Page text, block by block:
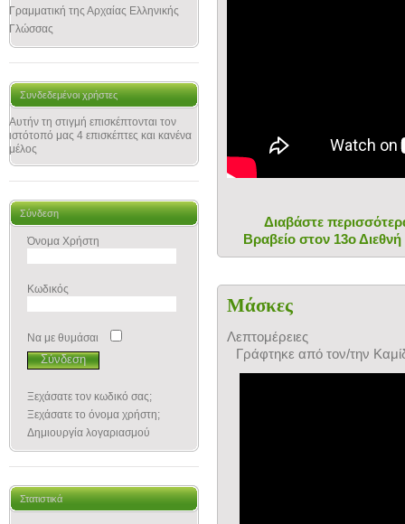
Γραμματική της Αρχαίας Ελληνικής
Γλώσσας
Συνδεδεμένοι χρήστες
Αυτήν τη στιγμή επισκέπτονται τον
ιστότοπό μας 4 επισκέπτες και κανένα
μέλος
Σύνδεση
Όνομα Χρήστη
Κωδικός
Να με θυμάσαι
Ξεχάσατε τον κωδικό σας;
Ξεχάσατε το όνομα χρήστη;
Δημιουργία λογαριασμού
Στατιστικά
Διαβάστε
Βραβείο στον 13ο
Μάσκες
Λεπτομέρειες
Γράφτηκε από τον/την